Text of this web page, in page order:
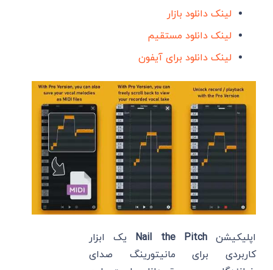
لینک دانلود بازار
لینک دانلود مستقیم
لینک دانلود برای آیفون
اپلیکیشنNail the Pitch
یک ابزار
کاربردی برای مانیتورینگ صدای